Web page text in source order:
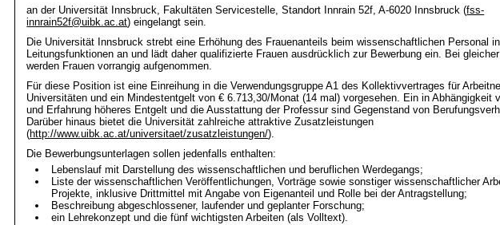
an der Universität Innsbruck, Fakultäten Servicestelle, Standort Innrain 52f, A-6020 Innsbruck (fss-
innrain52f@uibk.ac.at) eingelangt sein.
Die Universität Innsbruck strebt eine Erhöhung des Frauenanteils beim wissenschaftlichen Personal
Leitungsfunktionen an und lädt daher qualifizierte Frauen ausdrücklich zur Bewerbung ein. Bei
werden Frauen vorrangig aufgenommen.
Für diese Position ist eine Einreihung in die Verwendungsgruppe A1 des Kollektivvertrages für
Universitäten und ein Mindestentgelt von € 6.713,30/Monat (14 mal) vorgesehen. Ein in Abhängigkeit
und Erfahrung höheres Entgelt und die Ausstattung der Professur sind Gegenstand von
Darüber hinaus bietet die Universität zahlreiche attraktive Zusatzleistungen
(http://www.uibk.ac.at/universitaet/zusatzleistungen/).
Die Bewerbungsunterlagen sollen jedenfalls enthalten:
Lebenslauf mit Darstellung des wissenschaftlichen und beruflichen Werdegangs;
Liste der wissenschaftlichen Veröffentlichungen, Vorträge sowie sonstiger wissenschaftlicher
Projekte, inklusive Drittmittel mit Angabe von Eigenanteil und Rolle bei der Antragstellung;
Beschreibung abgeschlossener, laufender und geplanter Forschung;
ein Lehrekonzept und die fünf wichtigsten Arbeiten (als Volltext).